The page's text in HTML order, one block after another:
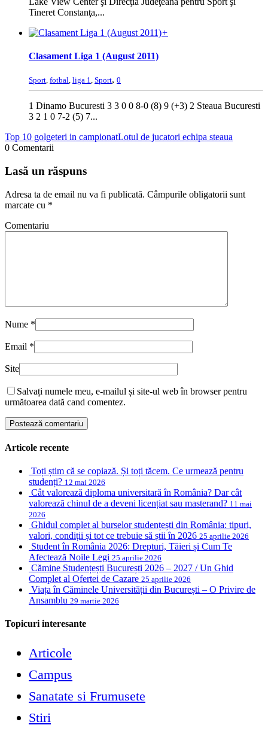
Tineret Constanţa,...
+
Clasament Liga 1 (August 2011)
Sport, fotbal, liga 1, Sport, 0
1 Dinamo Bucuresti 3 3 0 0 8-0 (8) 9 (+3) 2 Steaua Bucuresti
3 2 1 0 7-2 (5) 7...
Top 10 golgeteri in campionatLotul de jucatori echipa steaua
0 Comentarii
Lasă un răspuns
Adresa ta de email nu va fi publicată. Câmpurile obligatorii sunt
marcate cu *
Comentariu
Nume *
Email *
Site
Salvați numele meu, e-mailul și site-ul web în browser pentru
următoarea dată cand comentez.
Articole recente
Toți știm că se copiază. Și toți tăcem. Ce urmează pentru
studenți? 12 mai 2026
Cât valorează diploma universitară în România? Dar cât
valorează chinul de a deveni licențiat sau masterand? 11 mai
2026
Ghidul complet al burselor studențești din România: tipuri,
valori, condiții și tot ce trebuie să știi în 2026 25 aprilie 2026
Student în România 2026: Drepturi, Tăieri și Cum Te
Afectează Noile Legi 25 aprilie 2026
Cămine Studențești București 2026 – 2027 / Un Ghid
Complet al Ofertei de Cazare 25 aprilie 2026
Viața în Căminele Universității din București – O Privire de
Ansamblu 29 martie 2026
Topicuri interesante
Articole
Campus
Sanatate si Frumusete
Stiri